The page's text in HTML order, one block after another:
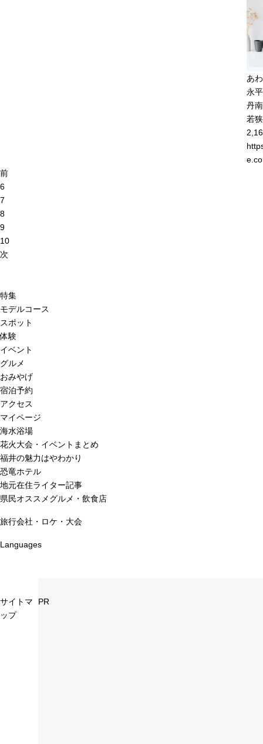
あ
永
丹南
若
前
6
7
8
9
10
次
特集
モデルコース
スポット
体験
イベント
グルメ
おみやげ
宿泊予約
アクセス
マイページ
海水浴場
花火大会・イベントまとめ
福井の魅力はやわかり
恐竜ホテル
地元在住ライター記事
県民オススメグルメ・飲食店
旅行会社・ロケ・大会
Languages
サイトマ
ップ
PR